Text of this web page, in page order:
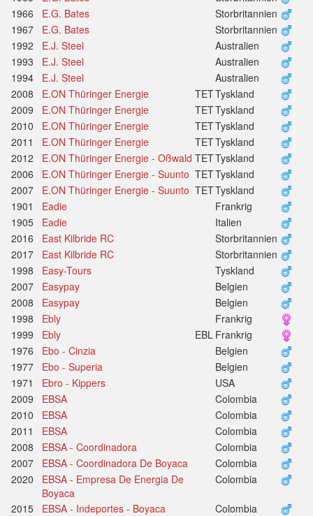
1966
E.G. Bates
Storbritannien
1967
E.G. Bates
Storbritannien
1992
E.J. Steel
Australien
1993
E.J. Steel
Australien
1994
E.J. Steel
Australien
2008
E.ON Thüringer Energie TETTyskland
2009
E.ON Thüringer Energie TETTyskland
2010
E.ON Thüringer Energie TETTyskland
2011
E.ON Thüringer Energie TETTyskland
2012
E.ON Thüringer Energie - Oßwald TETTyskland
2006
E.ON Thüringer Energie - Suunto TETTyskland
2007
E.ON Thüringer Energie - Suunto TETTyskland
1901
Eadie
Frankrig
1905
Eadie
Italien
2016
East Kilbride RC
Storbritannien
2017
East Kilbride RC
Storbritannien
1998
Easy-Tours
Tyskland
2007
Easypay
Belgien
2008
Easypay
Belgien
1998
Ebly
Frankrig
1999
Ebly EBL Frankrig
1976
Ebo - Cinzia
Belgien
1977
Ebo - Superia
Belgien
1971
Ebro - Kippers
USA
2009
EBSA
Colombia
2010
EBSA
Colombia
2011
EBSA
Colombia
2008
EBSA - Coordinadora
Colombia
2007
EBSA - Coordinadora De Boyaca
Colombia
2020
EBSA - Empresa De Energia De
Boyaca
Colombia
2015 EBSA - Indeportes - Boyaca
Colombia